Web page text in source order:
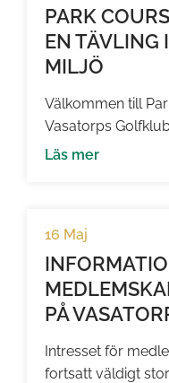
boendemiljö.
PARK
EN TÄVLING
MILJÖ
Välkommen till
Vasatorps
tävling på Park
utan om att ha en
lära känna fler
Läs mer
16 Maj
PÅ
Intresset för
fortsatt väldigt